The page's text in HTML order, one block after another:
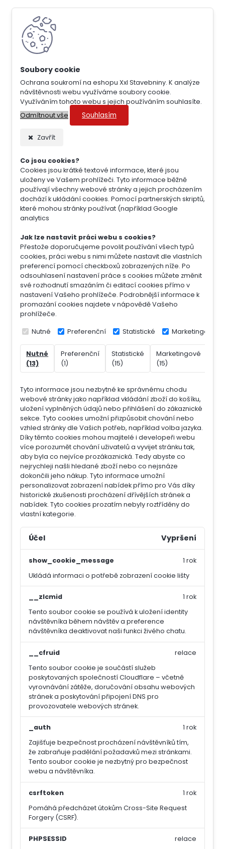
Ochrana soukromí na eshopu Xxl Stavebniny. K analýze
návštěvnosti webu využíváme soubory cookie.
Využíváním tohoto webu s jejich používáním souhlasíte.
Odmítnout vše
Souhlasím
Zavřít
Co jsou cookies?
Cookies jsou krátké textové informace, které jsou
uloženy ve Vašem prohlížeči. Tyto informace běžně
používají všechny webové stránky a jejich procházením
dochází k ukládání cookies. Pomocí partnerských skriptů,
které mohou stránky používat (například Google
analytics
Jak lze nastavit práci webu s cookies?
Přestože doporučujeme povolit používání všech typů
cookies, práci webu s nimi můžete nastavit dle vlastních
preferencí pomocí checkboxů zobrazených níže. Po
odsouhlasení nastavení práce s cookies můžete změnit
své rozhodnutí smazáním či editací cookies přímo v
nastavení Vašeho prohlížeče. Podrobnější informace k
promazání cookies najdete v nápovědě Vašeho
prohlížeče.
Nutné Preferenční Statistické Marketingové
Nutné
(13)
Preferenční
(1)
Statistické
(15)
Marketingové
(15)
Tyto informace jsou nezbytné ke správnému chodu
webové stránky jako například vkládání zboží do košíku,
uložení vyplněných údajů nebo přihlášení do zákaznické
sekce. Tyto cookies umožní přizpůsobit chování nebo
vzhled stránky dle Vašich potřeb, například volba jazyka.
Díky těmto cookies mohou majitelé i developeři webu
více porozumět chování uživatelů a vyvijet stránku tak,
aby byla co nejvíce prozákaznická. Tedy abyste co
nejrychleji našli hledané zboží nebo co nejsnáze
dokončili jeho nákup. Tyto informace umožní
personalizovat zobrazení nabídek přímo pro Vás díky
historické zkušenosti procházení dřívějších stránek a
nabídek. Tyto cookies prozatím nebyly roztříděny do
vlastní kategorie.
Účel Vypršení
show_cookie_message
Ukládá informaci o potřebě zobrazení cookie lišty
1 rok
__zlcmid
Tento soubor cookie se používá k uložení identity
návštěvníka během návštěv a preference
návštěvníka deaktivovat naši funkci živého chatu.
1 rok
__cfruid
Tento soubor cookie je součástí služeb
poskytovaných společností Cloudflare – včetně
vyrovnávání zátěže, doručování obsahu webových
stránek a poskytování připojení DNS pro
provozovatele webových stránek.
relace
_auth
Zajišťuje bezpečnost procházení návštěvníků tím,
že zabraňuje padělání požadavků mezi stránkami.
Tento soubor cookie je nezbytný pro bezpečnost
webu a návštěvníka.
1 rok
csrftoken
Pomáhá předcházet útokům Cross-Site Request
Forgery (CSRF).
1 rok
PHPSESSID
relace